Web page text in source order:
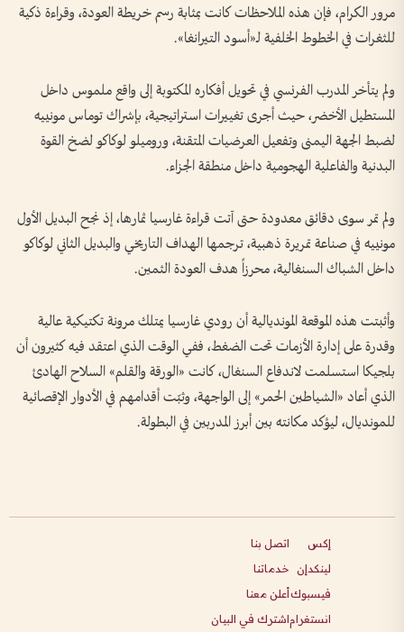
مرور الكرام، فإن هذه الملاحظات كانت بمثابة رسم خريطة العودة، وقراءة ذكية
للثغرات في الخطوط الخلفية لـ«أسود التيرانغا».
ولم يتأخر المدرب الفرنسي في تحويل أفكاره المكتوبة إلى واقع ملموس داخل
المستطيل الأخضر، حيث أجرى تغييرات استراتيجية، بإشراك توماس مونييه
لضبط الجهة اليمنى وتفعيل العرضيات المتقنة، وروميلو لوكاكو لضخ القوة
البدنية والفاعلية الهجومية داخل منطقة الجزاء.
ولم تمر سوى دقائق معدودة حتى آتت قراءة غارسيا ثمارها، إذ نجح البديل الأول
مونييه في صناعة تمريرة ذهبية، ترجمها الهداف التاريخي والبديل الثاني لوكاكو
داخل الشباك السنغالية، محرزاً هدف العودة الثمين.
وأثبتت هذه الموقعة المونديالية أن رودي غارسيا يمتلك مرونة تكتيكية عالية
وقدرة على إدارة الأزمات تحت الضغط، ففي الوقت الذي اعتقد فيه كثيرون أن
بلجيكا استسلمت لاندفاع السنغال، كانت «الورقة والقلم» السلاح الهادئ
الذي أعاد «الشياطين الحمر» إلى الواجهة، وثبّت أقدامهم في الأدوار الإقصائية
للمونديال، ليؤكد مكانته بين أبرز المدربين في البطولة.
إكس
لينكدإن
فيسبوك
انستغرام
اتصل بنا
خدماتنا
أعلن معنا
اشترك في البيان